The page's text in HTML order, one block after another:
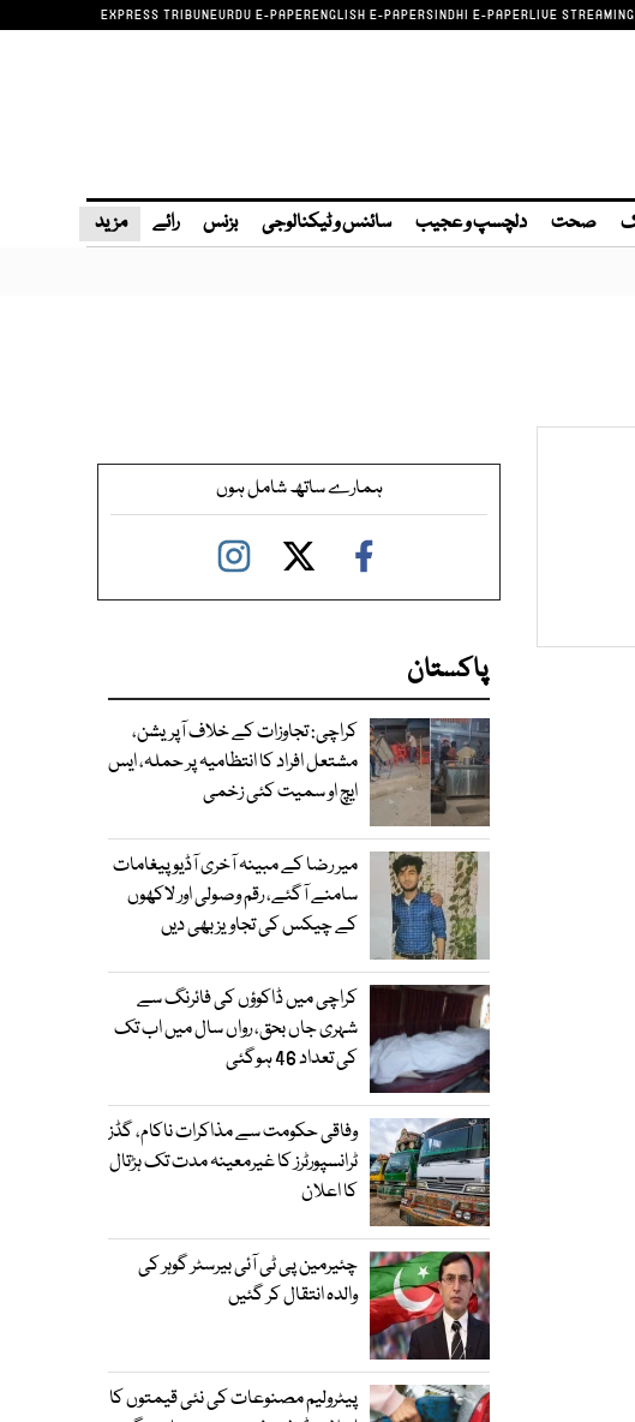
EXPRESS TRIBUNEURDU E-PAPERENGLISH E-PAPERSINDHI E-PAPERLIVE STREAMING
صحت دلچسپ و عجیب سائنس و ٹیکنالوجی بزنس رائے مزید
ہمارے ساتھ شامل ہوں
پاکستان
کراچی: تجاوزات کے خلاف آپریشن،
مشتعل افراد کا انتظامیہ پر حملہ، ایس
ایچ او سمیت کئی زخمی
میر رضا کے مبینہ آخری آڈیو پیغامات
سامنے آگئے، رقم وصولی اور لاکھوں
کے چیکس کی تجاویز بھی دیں
کراچی میں ڈاکوؤں کی فائرنگ سے
شہری جاں بحق، رواں سال میں اب تک
کی تعداد 46 ہوگئی
وفاقی حکومت سے مذاکرات ناکام، گڈز
ٹرانسپورٹرز کا غیرمعینہ مدت تک ہڑتال
کا اعلان
چئیرمین پی ٹی آئی بیرسٹر گوہر کی
والدہ انتقال کر گئیں
پیٹرولیم مصنوعات کی نئی قیمتوں کا